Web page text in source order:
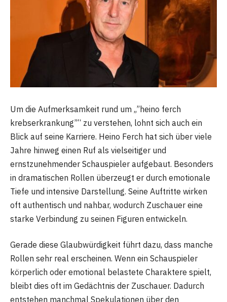
Um die Aufmerksamkeit rund um „”heino ferch
krebserkrankung”“ zu verstehen, lohnt sich auch ein
Blick auf seine Karriere. Heino Ferch hat sich über viele
Jahre hinweg einen Ruf als vielseitiger und
ernstzunehmender Schauspieler aufgebaut. Besonders
in dramatischen Rollen überzeugt er durch emotionale
Tiefe und intensive Darstellung. Seine Auftritte wirken
oft authentisch und nahbar, wodurch Zuschauer eine
starke Verbindung zu seinen Figuren entwickeln.
Gerade diese Glaubwürdigkeit führt dazu, dass manche
Rollen sehr real erscheinen. Wenn ein Schauspieler
körperlich oder emotional belastete Charaktere spielt,
bleibt dies oft im Gedächtnis der Zuschauer. Dadurch
entstehen manchmal Spekulationen über den